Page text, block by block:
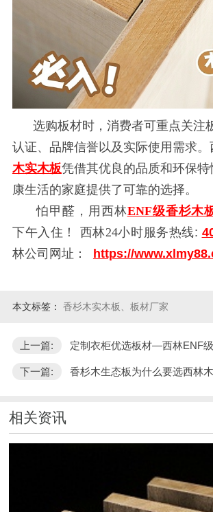
选购板材时，消费者可重点关注
认证、品牌信誉以及实际使用需求。
木实木板凭借其优良的品质和环保
康生活的家庭提供了可靠的选择。
怕甲醛，用西林ENF级香杉木
下午入住！ 西林24小时服务热线:
林公司网址：
https://
本文标签： 香杉木实木板、板材厂家
上一篇: 定制衣柜优选板材—西林ENF
下一篇: 香杉木生态板为什么要选西林
相关资讯